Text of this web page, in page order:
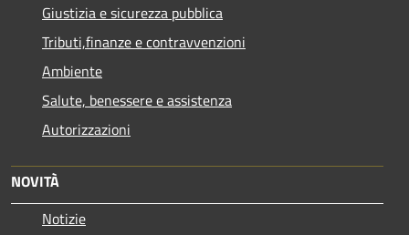
Giustizia e sicurezza pubblica
Tributi,finanze e contravvenzioni
Ambiente
Salute, benessere e assistenza
Autorizzazioni
NOVITÀ
Notizie